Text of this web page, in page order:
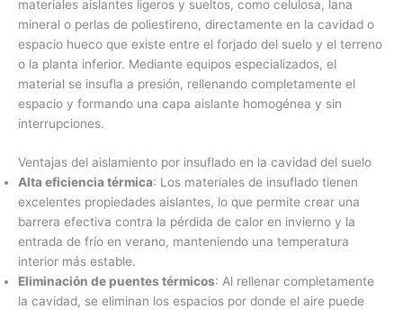
materiales aislantes ligeros y sueltos, como celulosa, lana
mineral o perlas de poliestireno, directamente en la cavidad o
espacio hueco que existe entre el forjado del suelo y el terreno
o la planta inferior. Mediante equipos especializados, el
material se insufla a presión, rellenando completamente el
espacio y formando una capa aislante homogénea y sin
interrupciones.
Ventajas del aislamiento por insuflado en la cavidad del suelo
Alta eficiencia térmica: Los materiales de insuflado tienen
excelentes propiedades aislantes, lo que permite crear una
barrera efectiva contra la pérdida de calor en invierno y la
entrada de frío en verano, manteniendo una temperatura
interior más estable.
Eliminación de puentes térmicos: Al rellenar completamente
la cavidad, se eliminan los espacios por donde el aire puede